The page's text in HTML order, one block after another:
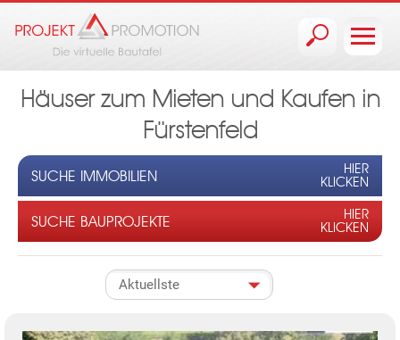
Häuser zum Mieten und Kaufen in
Fürstenfeld
SUCHE IMMOBILIEN
HIER
KLICKEN
SUCHE BAUPROJEKTE
HIER
KLICKEN